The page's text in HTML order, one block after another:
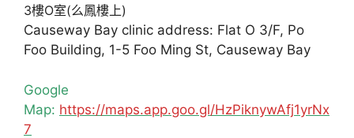
3樓O室(么鳳樓上)
Causeway Bay clinic address: Flat O 3/F, Po
Foo Building, 1-5 Foo Ming St, Causeway Bay
Google
Map: https://maps.app.goo.gl/HzPiknywAfj1yrNx
7